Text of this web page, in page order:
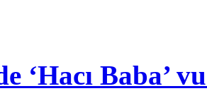
‘Hacı Baba’